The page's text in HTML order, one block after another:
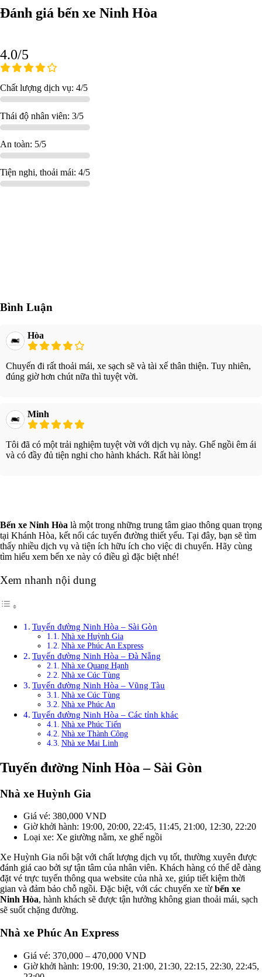
Đánh giá bến xe Ninh Hòa
4.0/5
Chất lượng dịch vụ: 4/5
Thái độ nhân viên: 3/5
An toàn: 5/5
Tiện nghi, thoải mái: 4/5
Bình Luận
Hòa
Chuyến đi rất thoải mái, xe sạch sẽ và tài xế thân thiện. Tuy nhiên,
đúng giờ hơn chút nữa thì tuyệt vời.
Minh
Tôi đã có một trải nghiệm tuyệt vời với dịch vụ này. Ghế ngồi êm ái
và có đầy đủ tiện nghi cho hành khách. Rất hài lòng!
Bến xe Ninh Hòa là một trong những trung tâm giao thông quan trọng
tại Khánh Hòa, kết nối các tuyến đường thiết yếu. Tại đây, bạn sẽ tìm
thấy nhiều dịch vụ và tiện ích hữu ích cho việc di chuyển. Hãy cùng
tìm hiểu xem bến xe này có điều gì đặc biệt nhé!
Xem nhanh nội dung
Tuyến đường Ninh Hòa – Sài Gòn
Nhà xe Huỳnh Gia
Nhà xe Phúc An Express
Tuyến đường Ninh Hòa – Đà Nẵng
Nhà xe Quang Hạnh
Nhà xe Cúc Tùng
Tuyến đường Ninh Hòa – Vũng Tàu
Nhà xe Cúc Tùng
Nhà xe Phúc An
Tuyến đường Ninh Hòa – Các tỉnh khác
Nhà xe Phúc Tiến
Nhà xe Thành Công
Nhà xe Mai Linh
Tuyến đường Ninh Hòa – Sài Gòn
Nhà xe Huỳnh Gia
Giá vé: 380,000 VND
Giờ khởi hành: 19:00, 20:00, 22:45, 11:45, 21:00, 12:30, 22:20
Loại xe: Xe giường nằm, xe ghế ngồi
Xe Huỳnh Gia nổi bật với chất lượng dịch vụ tốt, thường xuyên được
đánh giá cao bởi sự tận tâm của nhân viên. Khách hàng có thể dễ dàng
đặt vé trực tuyến thông qua website của nhà xe, giúp tiết kiệm thời
gian và đảm bảo chỗ ngồi. Đặc biệt, với các chuyến xe từ bến xe
Ninh Hòa, hành khách sẽ được tận hưởng không gian thoải mái, sạch
sẽ suốt chặng đường.
Nhà xe Phúc An Express
Giá vé: 370,000 – 470,000 VND
Giờ khởi hành: 19:00, 19:30, 21:00, 21:30, 22:15, 22:30, 22:45,